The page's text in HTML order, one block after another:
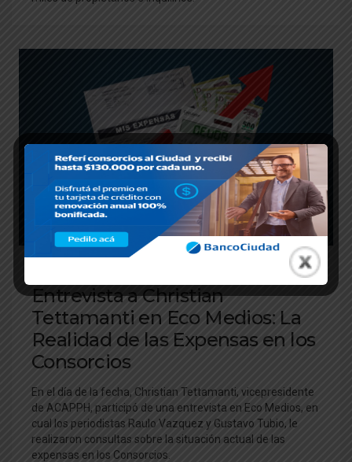
Entrevista a Christian
Tettamanti en Eco Medios: La
Realidad de las Expensas en los
Consorcios
En el día de la fecha, Christian Tettamanti, vicepresidente
de ACAPPH, participó de una entrevista en Eco Medios, en
cual los periodistas Raulo Vazquez y Gustavo Tubio, le
realizaron consultas sobre la situación actual de las
expensas en los Consorcios.